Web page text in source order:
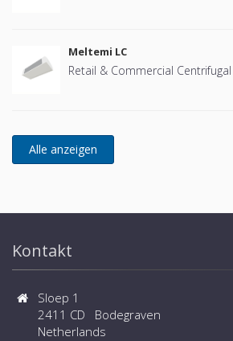
Meltemi LC
Retail & Commercial
Kontakt
Sloep 1
2411 CD Bodegraven
Netherlands